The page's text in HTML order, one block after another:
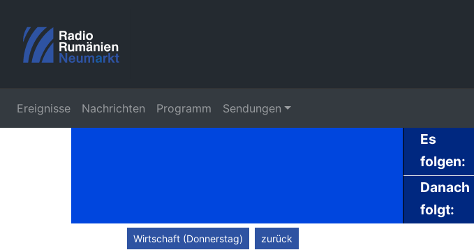
Ereignisse Nachrichten Programm Sendungen
Es
folgen:
Danach
folgt:
Wirtschaft (Donnerstag) zurück